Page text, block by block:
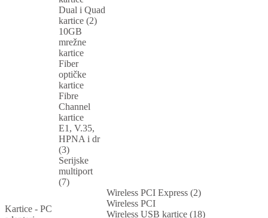
Kartice - PC
Dual i Quad
kartice (2)
10GB
mrežne
kartice
Fiber
optičke
kartice
Fibre
Channel
kartice
E1, V.35,
HPNA i dr
(3)
Serijske
multiport
(7)
Wireless PCI Express (2)
Wireless PCI
Wireless USB kartice (18)